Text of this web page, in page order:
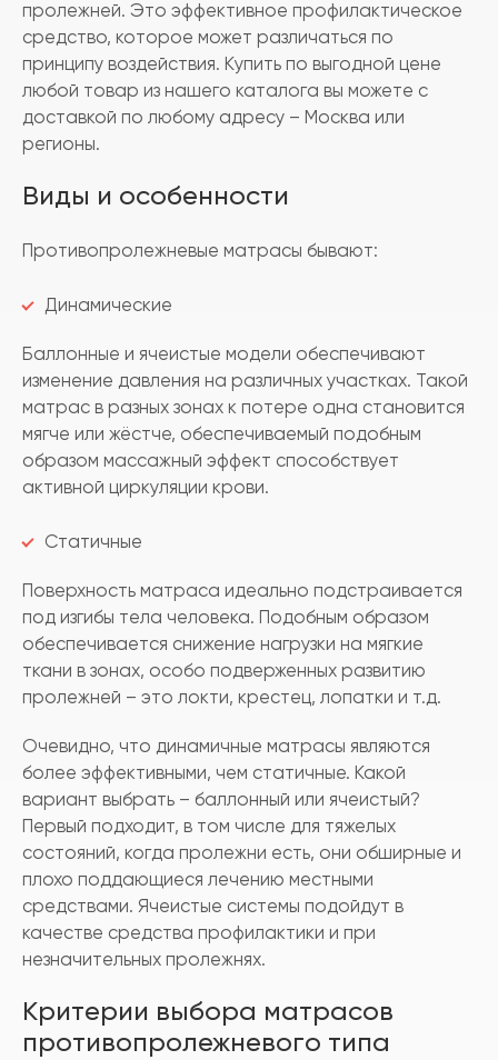
пролежней. Это эффективное профилактическое
средство, которое может различаться по
принципу воздействия. Купить по выгодной цене
любой товар из нашего каталога вы можете с
доставкой по любому адресу – Москва или
регионы.
Виды и особенности
Противопролежневые матрасы бывают:
Динамические
Баллонные и ячеистые модели обеспечивают
изменение давления на различных участках. Такой
матрас в разных зонах к потере одна становится
мягче или жёстче, обеспечиваемый подобным
образом массажный эффект способствует
активной циркуляции крови.
Статичные
Поверхность матраса идеально подстраивается
под изгибы тела человека. Подобным образом
обеспечивается снижение нагрузки на мягкие
ткани в зонах, особо подверженных развитию
пролежней – это локти, крестец, лопатки и т.д.
Очевидно, что динамичные матрасы являются
более эффективными, чем статичные. Какой
вариант выбрать – баллонный или ячеистый?
Первый подходит, в том числе для тяжелых
состояний, когда пролежни есть, они обширные и
плохо поддающиеся лечению местными
средствами. Ячеистые системы подойдут в
качестве средства профилактики и при
незначительных пролежнях.
Критерии выбора матрасов
противопролежневого типа